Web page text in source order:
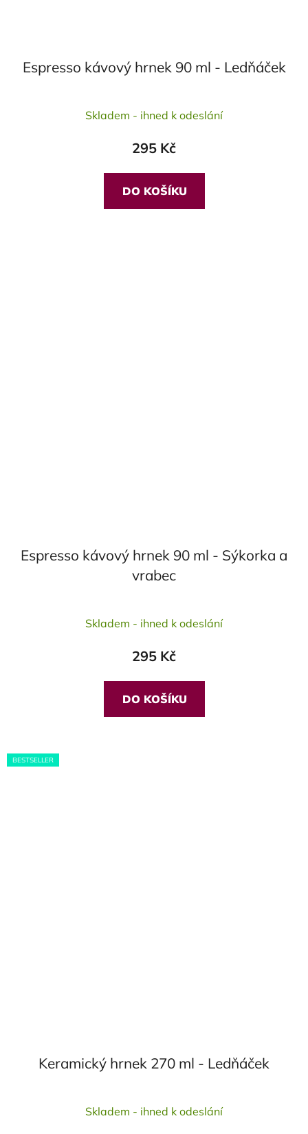
Espresso kávový hrnek 90 ml - Ledňáček
Skladem - ihned k odeslání
295 Kč
DO KOŠÍKU
Espresso kávový hrnek 90 ml - Sýkorka a
vrabec
hodnocení
je
5,0
z
5
Skladem - ihned k odeslání
295 Kč
DO KOŠÍKU
BESTSELLER
Keramický hrnek 270 ml - Ledňáček
hodnocení
Skladem - ihned k odeslání